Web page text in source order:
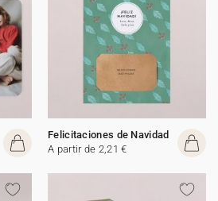
Felicitaciones de Navidad
A partir de 2,21 €